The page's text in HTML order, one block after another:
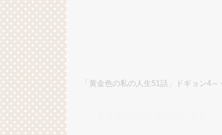
「黄金色の私の人生51話」ドギョン4～